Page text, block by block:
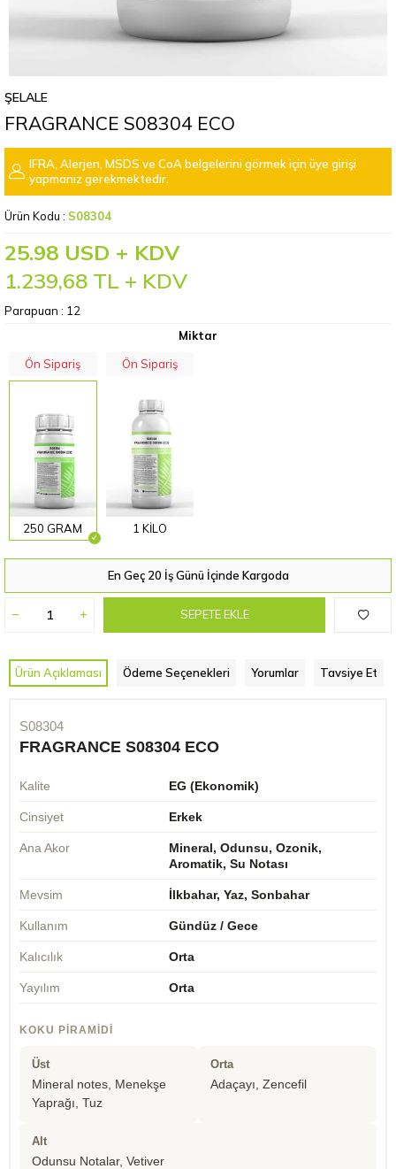
ŞELALE
FRAGRANCE S08304 ECO
IFRA, Alerjen, MSDS ve CoA belgelerini görmek için üye girişi
yapmanız gerekmektedir.
Ürün Kodu : S08304
25.98 USD + KDV
1.239,68 TL + KDV
Parapuan : 12
Miktar
Ön Sipariş
250 GRAM
Ön Sipariş
1 KİLO
En Geç 20 İş Günü İçinde Kargoda
SEPETE EKLE
Ürün Açıklaması Ödeme Seçenekleri Yorumlar Tavsiye Et
S08304
FRAGRANCE S08304 ECO
Kalite EG (Ekonomik)
Cinsiyet Erkek
Ana Akor
Mineral, Odunsu, Ozonik,
Aromatik, Su Notası
Mevsim İlkbahar, Yaz, Sonbahar
Kullanım Gündüz / Gece
Kalıcılık Orta
Yayılım Orta
KOKU PIRAMIDI
Üst
Mineral notes, Menekşe
Yaprağı, Tuz
Orta
Adaçayı, Zencefil
Alt
Odunsu Notalar, Vetiver